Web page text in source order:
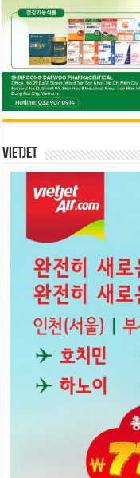
Vietjet